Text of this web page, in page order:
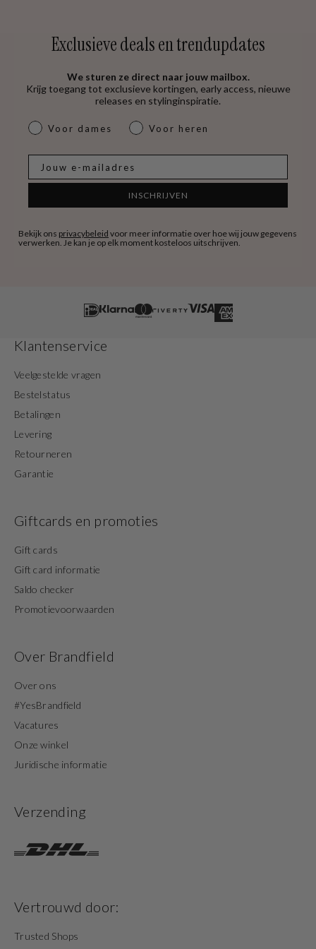
Exclusieve deals en trendupdates
We sturen ze direct naar jouw mailbox.
Krijg toegang tot exclusieve kortingen, early access, nieuwe
releases en stylinginspiratie.
dames & heren
Voor dames Voor heren
INSCHRIJVEN
Bekijk ons privacybeleid voor meer informatie over hoe wij jouw gegevens
verwerken. Je kan je op elk moment kosteloos uitschrijven.
Klantenservice
Veelgestelde vragen
Bestelstatus
Betalingen
Levering
Retourneren
Garantie
Giftcards en promoties
Gift cards
Gift card informatie
Saldo checker
Promotievoorwaarden
Over Brandfield
Over ons
#YesBrandfield
Vacatures
Onze winkel
Juridische informatie
Verzending
Vertrouwd door:
Trusted Shops